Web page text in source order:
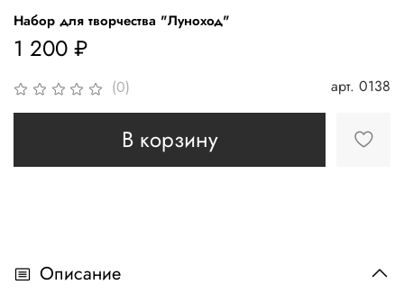
(0) арт. 0138
Набор для творчества "Луноход"
1 200 ₽
В корзину
Описание